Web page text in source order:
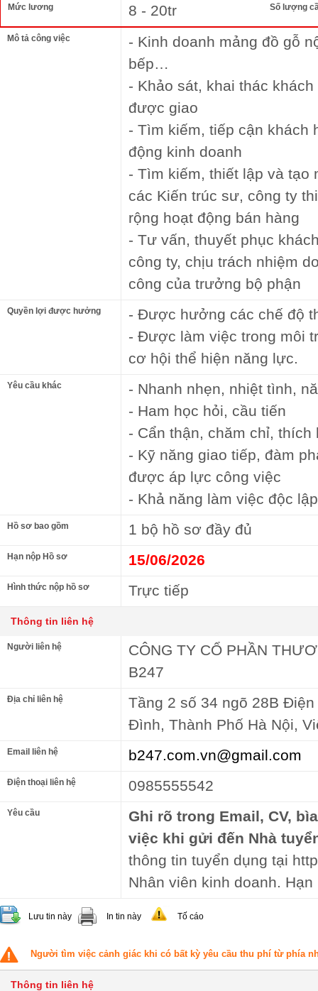
Mức lương 8 - 20tr Số lượng
Mô tả công việc
- Kinh doanh mảng đồ gỗ
bếp…
- Khảo sát, khai thác
được giao
- Tìm kiếm, tiếp cận khách
động kinh doanh
- Tìm kiếm, thiết lập và tạo
các Kiến trúc sư, công ty
rộng hoạt động bán hàng
- Tư vấn, thuyết phục
công ty, chịu trách nhiệm
công của trưởng bộ phận
Quyền lợi được hưởng
- Được hưởng các chế độ
- Được làm việc trong môi
cơ hội thể hiện năng lực.
Yêu cầu khác
- Nhanh nhẹn, nhiệt tình,
- Ham học hỏi, cầu tiến
- Cẩn thận, chăm chỉ, thích
- Kỹ năng giao tiếp, đàm
được áp lực công việc
- Khả năng làm việc độc
Hồ sơ bao gồm 1 bộ hồ sơ đầy đủ
Hạn nộp Hồ sơ 15/06/2026
Hình thức nộp hồ sơ Trực tiếp
Thông tin liên hệ
Người liên hệ
CÔNG TY CỔ PHẦN
B247
Địa chỉ liên hệ
Tầng 2 số 34 ngõ 28B
Đình, Thành Phố Hà Nội,
Email liên hệ b247.com.vn@gmail.com
Điện thoại liên hệ 0985555542
Yêu cầu
Ghi rõ trong Email, CV,
việc khi gửi đến Nhà
thông tin tuyển dụng tại
Nhân viên kinh doanh.
Lưu tin này In tin này Tố cáo
Người tìm việc cảnh giác khi có bất kỳ yêu cầu thu phí từ phía
Thông tin liên hệ